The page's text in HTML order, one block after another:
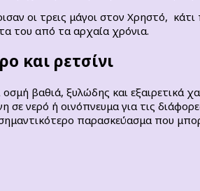
οι τρεις μάγοι στον Χρηστό,
του από τα αρχαία χρόνια.
και ρετσίνι
βαθιά, ξυλώδης και εξαιρετικά
σε νερό ή οινόπνευμα για τις
παρασκεύασμα που